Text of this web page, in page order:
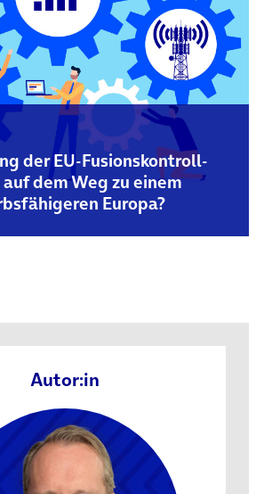
der EU-Fusions­kontroll­
dem Weg zu einem
Europa?
blättern
weiter blättern
Autor:in